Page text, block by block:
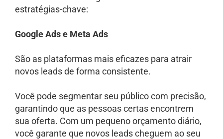
estratégias-chave:
Google Ads e Meta Ads
São as plataformas mais eficazes para atrair
novos leads de forma consistente.
Você pode segmentar seu público com precisão,
garantindo que as pessoas certas encontrem
sua oferta. Com um pequeno orçamento diário,
você garante que novos leads cheguem ao seu